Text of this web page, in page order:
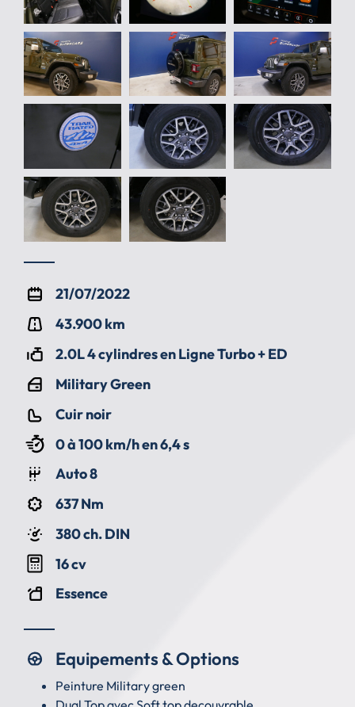
21/07/2022
43.900 km
2.0L 4 cylindres en Ligne Turbo + ED
Military Green
Cuir noir
0 à 100 km/h en 6,4 s
Auto 8
637 Nm
380 ch. DIN
16 cv
Essence
Equipements & Options
Peinture Military green